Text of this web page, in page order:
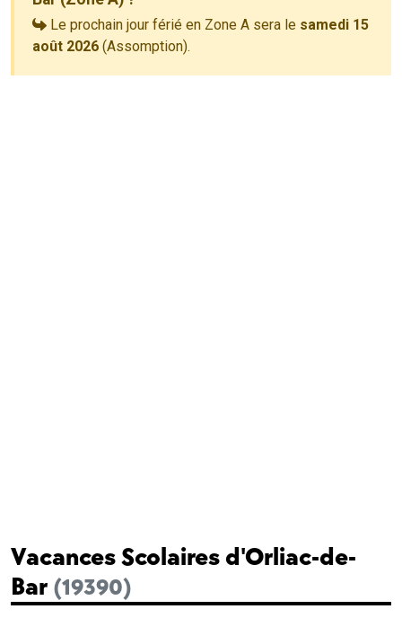
Le prochain jour férié en Zone A sera le samedi 15
août 2026 (Assomption).
Vacances Scolaires d'Orliac-de-
Bar (19390)